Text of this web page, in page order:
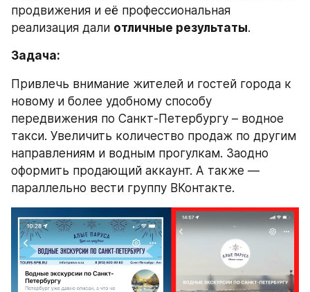
продвижения и её профессиональная
реализация дали отличные результаты.
Задача:
Привлечь внимание жителей и гостей города к
новому и более удобному способу
передвижения по Санкт-Петербургу – водное
такси. Увеличить количество продаж по другим
направлениям и водным прогулкам. Заодно
оформить продающий аккаунт. А также —
параллельно вести группу ВКонтакте.